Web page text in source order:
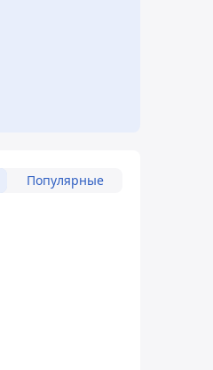
Популярные